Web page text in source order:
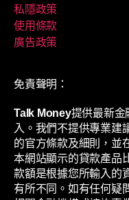
私隱政策
使用條款
廣告政策
免責聲明：
Talk Money提供最新金
入。我們不提供專業建
的官方條款及細則，並
本網站顯示的貸款產品
款額是根據您所輸入的
有所不同。如有任何疑